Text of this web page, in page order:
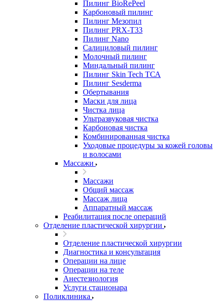
Пилинг BioRePeel
Карбоновый пилинг
Пилинг Мезопил
Пилинг PRX-T33
Пилинг Nano
Салициловый пилинг
Молочный пилинг
Миндальный пилинг
Пилинг Skin Tech ТСА
Пилинг Sesderma
Обертывания
Маски для лица
Чистка лица
Ультразвуковая чистка
Карбоновая чистка
Комбинированная чистка
Уходовые процедуры за кожей головы
и волосами
Массажи
Массажи
Общий массаж
Массаж лица
Аппаратный массаж
Реабилитация после операций
Отделение пластической хирургии
Отделение пластической хирургии
Диагностика и консультация
Операции на лице
Операции на теле
Анестезиология
Услуги стационара
Поликлиника